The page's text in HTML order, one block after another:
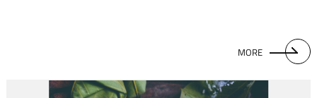
MORE